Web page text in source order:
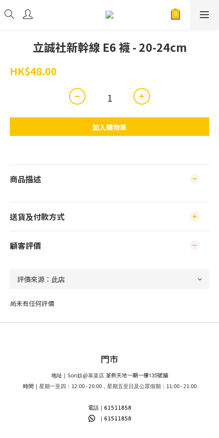
立誠社新幹線 E6 襪 - 20-24cm
HK$48.00
加入購物車
商品描述
送貨及付款方式
顧客評價
尚未有任何評價
門市
地址｜ Son奴@皐楽店 荃新天地一期一樓135號舖
時間｜ 星期一至四： 12:00 - 20:00，星期五至日及公眾假期： 11:00 - 21:00
電話｜61511858
｜61511858